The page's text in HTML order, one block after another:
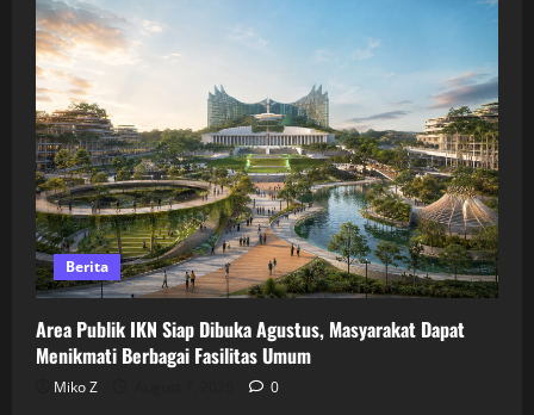
Berita
Area Publik IKN Siap Dibuka Agustus, Masyarakat Dapat
Menikmati Berbagai Fasilitas Umum
Miko Z 0